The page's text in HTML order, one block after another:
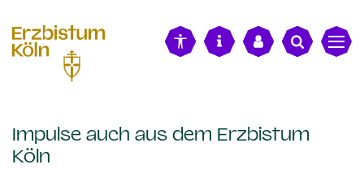
Impulse auch aus dem Erzbistum
Köln